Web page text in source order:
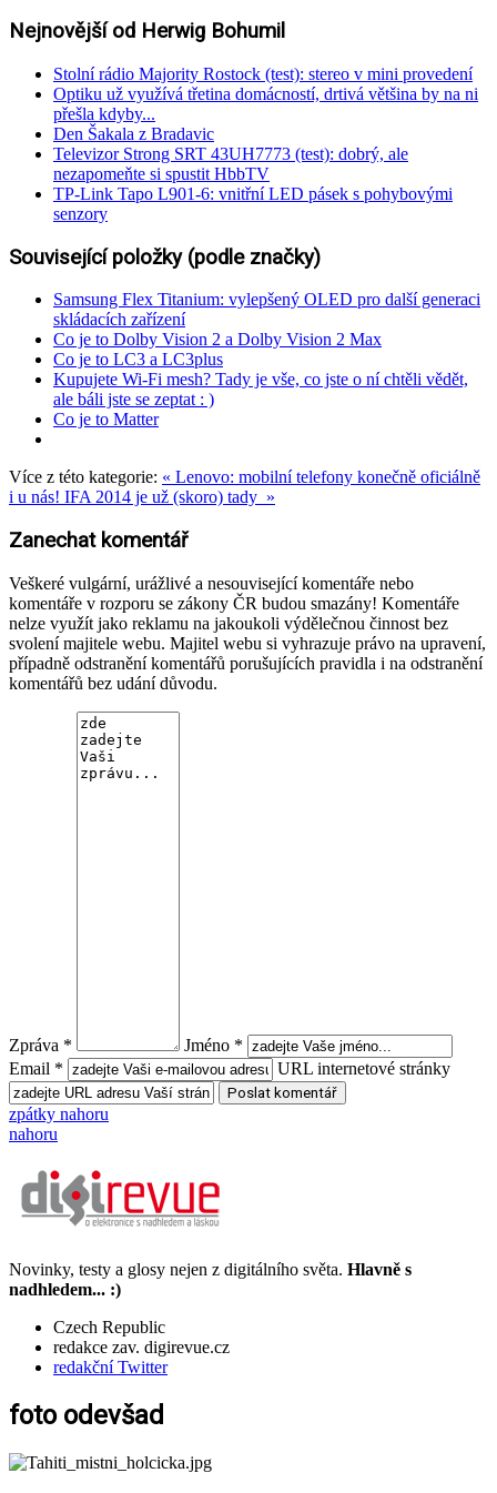
Nejnovější od Herwig Bohumil
Stolní rádio Majority Rostock (test): stereo v mini provedení
Optiku už využívá třetina domácností, drtivá většina by na ni
přešla kdyby...
Den Šakala z Bradavic
Televizor Strong SRT 43UH7773 (test): dobrý, ale
nezapomeňte si spustit HbbTV
TP-Link Tapo L901-6: vnitřní LED pásek s pohybovými
senzory
Související položky (podle značky)
Samsung Flex Titanium: vylepšený OLED pro další generaci
skládacích zařízení
Co je to Dolby Vision 2 a Dolby Vision 2 Max
Co je to LC3 a LC3plus
Kupujete Wi-Fi mesh? Tady je vše, co jste o ní chtěli vědět,
ale báli jste se zeptat : )
Co je to Matter
Více z této kategorie: « Lenovo: mobilní telefony konečně oficiálně
i u nás! IFA 2014 je už (skoro) tady »
Zanechat komentář
Veškeré vulgární, urážlivé a nesouvisející komentáře nebo
komentáře v rozporu se zákony ČR budou smazány! Komentáře
nelze využít jako reklamu na jakoukoli výdělečnou činnost bez
svolení majitele webu. Majitel webu si vyhrazuje právo na upravení,
případně odstranění komentářů porušujících pravidla i na odstranění
komentářů bez udání důvodu.
Zpráva *
Jméno *
Email *
URL internetové stránky
zpátky nahoru
nahoru
Novinky, testy a glosy nejen z digitálního světa. Hlavně s
nadhledem... :)
Czech Republic
redakce zav. digirevue.cz
redakční Twitter
foto odevšad